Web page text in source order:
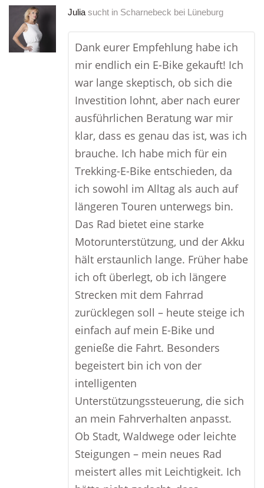
Julia sucht in Scharnebeck bei Lüneburg
Dank eurer Empfehlung habe ich
mir endlich ein E-Bike gekauft! Ich
war lange skeptisch, ob sich die
Investition lohnt, aber nach eurer
ausführlichen Beratung war mir
klar, dass es genau das ist, was ich
brauche. Ich habe mich für ein
Trekking-E-Bike entschieden, da
ich sowohl im Alltag als auch auf
längeren Touren unterwegs bin.
Das Rad bietet eine starke
Motorunterstützung, und der Akku
hält erstaunlich lange. Früher habe
ich oft überlegt, ob ich längere
Strecken mit dem Fahrrad
zurücklegen soll – heute steige ich
einfach auf mein E-Bike und
genieße die Fahrt. Besonders
begeistert bin ich von der
intelligenten
Unterstützungssteuerung, die sich
an mein Fahrverhalten anpasst.
Ob Stadt, Waldwege oder leichte
Steigungen – mein neues Rad
meistert alles mit Leichtigkeit. Ich